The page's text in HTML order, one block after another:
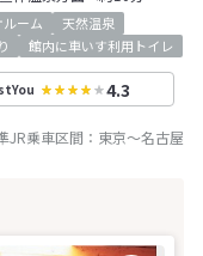
ルーム
天然温泉
館内に車いす利用トイレ
4.3
JR乗車区間： 東京～名古屋